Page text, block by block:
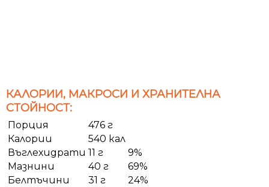
КАЛОРИИ, МАКРОСИ И ХРАНИТЕЛНА
СТОЙНОСТ:
Порция
476 г
Калории
540 кал
Въглехидрати 11 г
9%
Мазнини
40 г
69%
Белтъчини
31 г
24%